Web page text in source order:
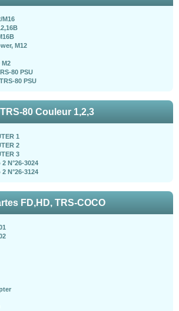
M16
M12
M2
80 PSU
80 PSU
TRS-80 Couleur 1,2,3
1
2
3
N°26-3024
N°26-3124
FD,HD, TRS-COCO